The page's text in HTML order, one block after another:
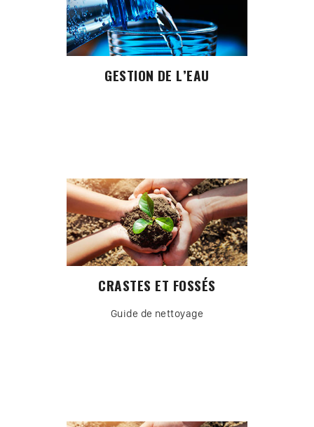
GESTION DE L’EAU
CRASTES ET FOSSÉS
Guide de nettoyage